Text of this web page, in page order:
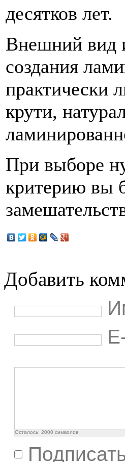
десятков лет.
Внешний вид
создания
практически
крути,
При выборе
критерию вы
Добавить
Осталось: 2000 символов